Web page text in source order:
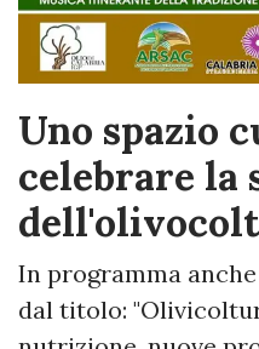
Uno spazio
celebrare la
In programma
dal titolo: